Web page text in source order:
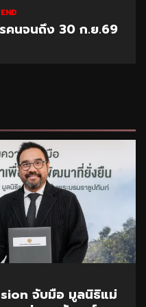
คนจนถึง 30 ก.ย.69
จับมือ มูลนิธิแม่